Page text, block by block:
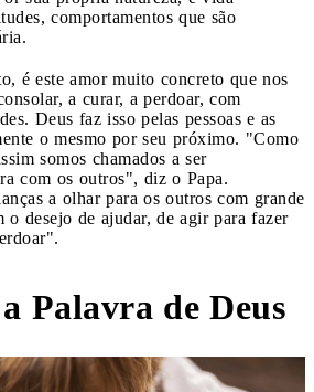
comportamentos que são
é este amor muito concreto que nos
a curar, a perdoar, com
Deus faz isso pelas pessoas e as
o mesmo por seu próximo. "Como
somos chamados a ser
com os outros", diz o Papa.
a olhar para os outros com grande
o desejo de ajudar, de agir para fazer
Palavra de Deus